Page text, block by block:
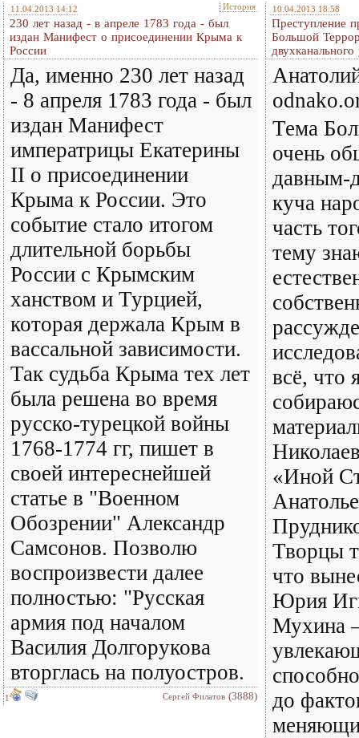
11.04.2013 14:12 История
230 лет назад - в апреле 1783 года - был
издан Манифест о присоединении Крыма к
России
Да, именно 230 лет назад
- 8 апреля 1783 года - был
издан Манифест
императрицы Екатерины
II о присоединении
Крыма к России. Это
событие стало итогом
длительной борьбы
России с Крымским
ханством и Турцией,
которая держала Крым в
вассальной зависимости.
Так судьба Крыма тех лет
была решена во время
русско-турецкой войны
1768-1774 гг, пишет в
своей интереснейшей
статье в "Военном
Обозрении" Александр
Самсонов. Позволю
воспроизвести далее
полностью: "Русская
армия под началом
Василия Долгорукова
вторглась на полуостров.
1 Сергей Филатов (3888)
10.04.2013 18:58
Преступление
Большой
Тема
очень
давным-
куча
часть
тему
всё, что
«Иной
Творцы
что
Юрия
Мухина
до